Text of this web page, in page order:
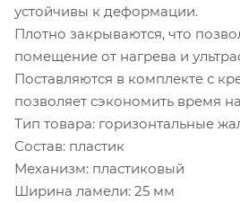
устойчивы к деформации.
Плотно закрываются, что
помещение от нагрева и
Поставляются в комплекте с
позволяет сэкономить время
Тип товара: горизонтальные
Состав: пластик
Механизм: пластиковый
Ширина ламели: 25 мм